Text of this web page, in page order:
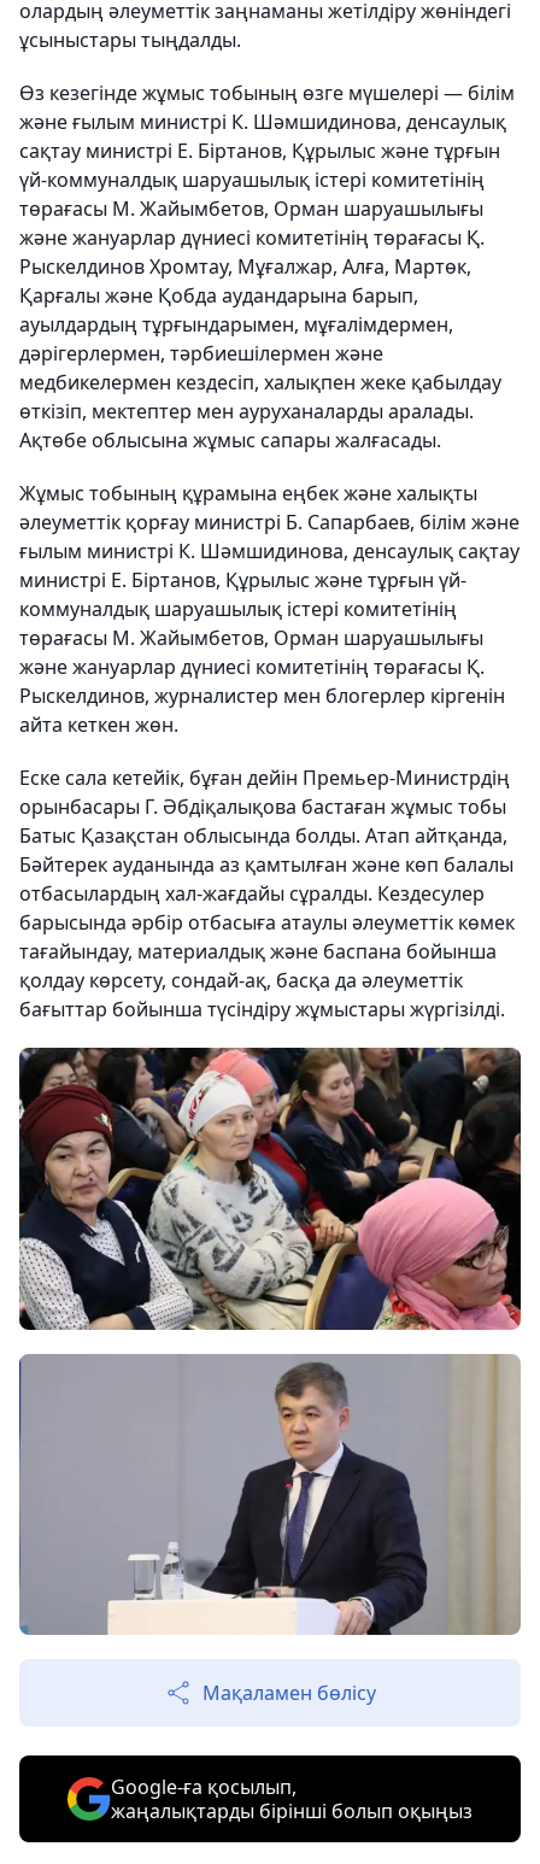
олардың әлеуметтік заңнаманы жетілдіру жөніндегі
ұсыныстары тыңдалды.
Өз кезегінде жұмыс тобының өзге мүшелері — білім
және ғылым министрі К. Шәмшидинова, денсаулық
сақтау министрі Е. Біртанов, Құрылыс және тұрғын
үй-коммуналдық шаруашылық істері комитетінің
төрағасы М. Жайымбетов, Орман шаруашылығы
және жануарлар дүниесі комитетінің төрағасы Қ.
Рыскелдинов Хромтау, Мұғалжар, Алға, Мартөк,
Қарғалы және Қобда аудандарына барып,
ауылдардың тұрғындарымен, мұғалімдермен,
дәрігерлермен, тәрбиешілермен және
медбикелермен кездесіп, халықпен жеке қабылдау
өткізіп, мектептер мен ауруханаларды аралады.
Ақтөбе облысына жұмыс сапары жалғасады.
Жұмыс тобының құрамына еңбек және халықты
әлеуметтік қорғау министрі Б. Сапарбаев, білім және
ғылым министрі К. Шәмшидинова, денсаулық сақтау
министрі Е. Біртанов, Құрылыс және тұрғын үй-
коммуналдық шаруашылық істері комитетінің
төрағасы М. Жайымбетов, Орман шаруашылығы
және жануарлар дүниесі комитетінің төрағасы Қ.
Рыскелдинов, журналистер мен блогерлер кіргенін
айта кеткен жөн.
Еске сала кетейік, бұған дейін Премьер-Министрдің
орынбасары Г. Әбдіқалықова бастаған жұмыс тобы
Батыс Қазақстан облысында болды. Атап айтқанда,
Бәйтерек ауданында аз қамтылған және көп балалы
отбасылардың хал-жағдайы сұралды. Кездесулер
барысында әрбір отбасыға атаулы әлеуметтік көмек
тағайындау, материалдық және баспана бойынша
қолдау көрсету, сондай-ақ, басқа да әлеуметтік
бағыттар бойынша түсіндіру жұмыстары жүргізілді.
Мақаламен бөлісу
Google-ға қосылып,
жаңалықтарды бірінші болып оқыңыз